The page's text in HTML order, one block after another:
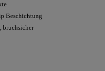
Beschichtung
bruchsicher